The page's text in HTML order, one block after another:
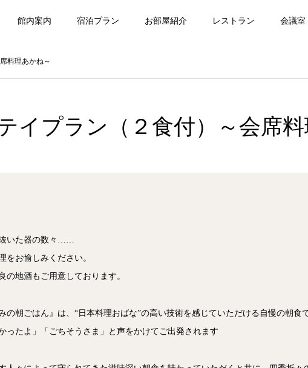
館内案内 宿泊プラン お部屋紹介 レストラン 会議室
料理あかね～
イプラン（２食付）～会席
いた器の数々……
をお愉しみください。
の地酒もご用意しております。
の朝ごはん』は、“日本料理おばな”の高い技術を感じていただける自慢の朝食
ったよ」「ごちそうさま」と声をかけてご出発されます